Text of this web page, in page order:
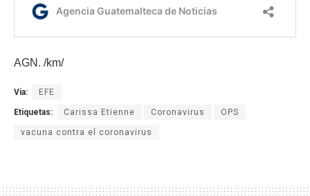
AGN. /km/
Via: EFE
Etiquetas: Carissa Etienne Coronavirus OPS
vacuna contra el coronavirus